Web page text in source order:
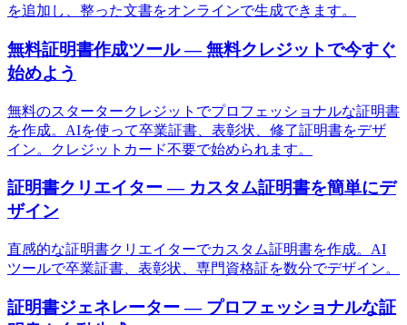
を追加し、整った文書をオンラインで生成できます。
無料証明書作成ツール — 無料クレジットで今すぐ
始めよう
無料のスタータークレジットでプロフェッショナルな証明書
を作成。AIを使って卒業証書、表彰状、修了証明書をデザ
イン。クレジットカード不要で始められます。
証明書クリエイター — カスタム証明書を簡単にデ
ザイン
直感的な証明書クリエイターでカスタム証明書を作成。AI
ツールで卒業証書、表彰状、専門資格証を数分でデザイン。
証明書ジェネレーター — プロフェッショナルな証